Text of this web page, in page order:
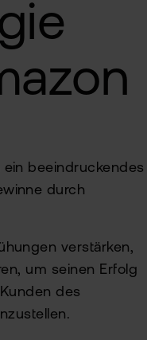
beeindruckendes
durch
verstärken,
um seinen Erfolg
des